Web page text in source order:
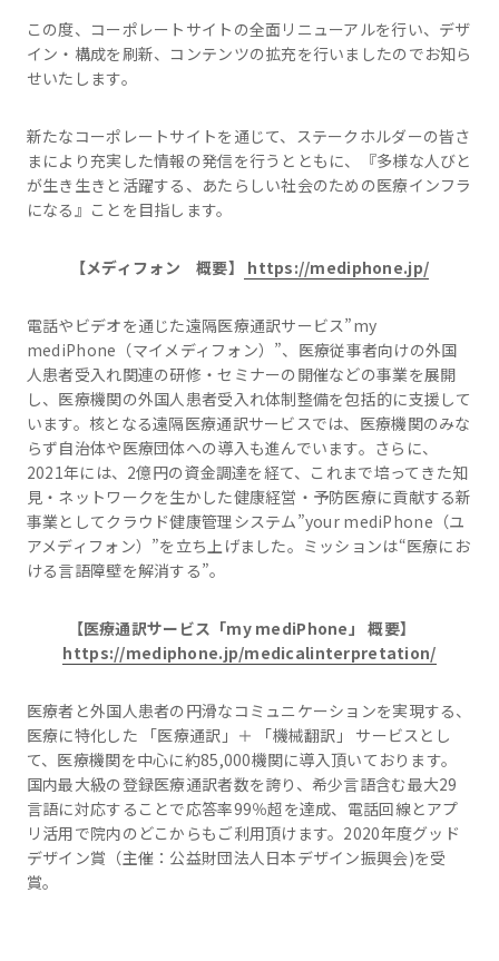
この度、コーポレートサイトの全面リニューアルを行い、デザ
イン・構成を刷新、コンテンツの拡充を行いましたのでお知ら
せいたします。
新たなコーポレートサイトを通じて、ステークホルダーの皆さ
まにより充実した情報の発信を行うとともに、『多様な人びと
が生き生きと活躍する、あたらしい社会のための医療インフラ
になる』ことを目指します。
【メディフォン 概要】 https://mediphone.jp/
電話やビデオを通じた遠隔医療通訳サービス”my
mediPhone（マイメディフォン）”、医療従事者向けの外国
人患者受入れ関連の研修・セミナーの開催などの事業を展開
し、医療機関の外国人患者受入れ体制整備を包括的に支援して
います。核となる遠隔医療通訳サービスでは、医療機関のみな
らず自治体や医療団体への導入も進んでいます。さらに、
2021年には、2億円の資金調達を経て、これまで培ってきた知
見・ネットワークを生かした健康経営・予防医療に貢献する新
事業としてクラウド健康管理システム”your mediPhone（ユ
アメディフォン）”を立ち上げました。ミッションは“医療にお
ける言語障壁を解消する”。
【医療通訳サービス「my mediPhone」 概要】
https://mediphone.jp/medicalinterpretation/
医療者と外国人患者の円滑なコミュニケーションを実現する、
医療に特化した 「医療通訳」＋ 「機械翻訳」 サービスとし
て、医療機関を中心に約85,000機関に導入頂いております。
国内最大級の登録医療通訳者数を誇り、希少言語含む最大29
言語に対応することで応答率99％超を達成、電話回線とアプ
リ活用で院内のどこからもご利用頂けます。2020年度グッド
デザイン賞（主催：公益財団法人日本デザイン振興会)を受
賞。